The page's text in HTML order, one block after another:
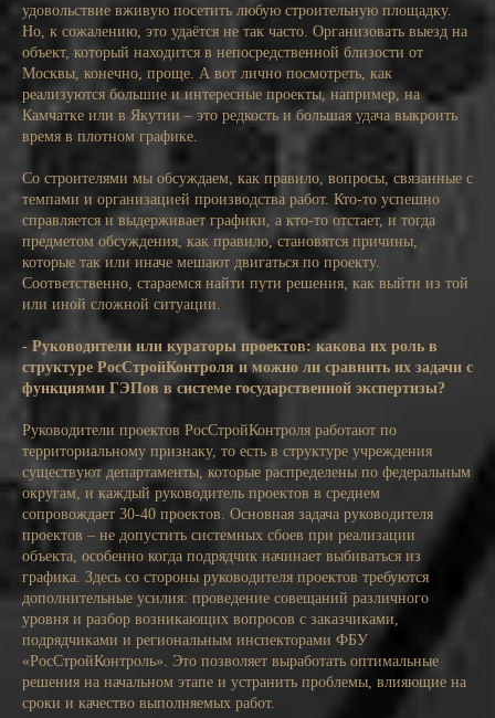
удовольствие вживую посетить любую строительную площадку.
Но, к сожалению, это удаётся не так часто. Организовать выезд на
объект, который находится в непосредственной близости от
Москвы, конечно, проще. А вот лично посмотреть, как
реализуются большие и интересные проекты, например, на
Камчатке или в Якутии – это редкость и большая удача выкроить
время в плотном графике.
Со строителями мы обсуждаем, как правило, вопросы, связанные с
темпами и организацией производства работ. Кто-то успешно
справляется и выдерживает графики, а кто-то отстает, и тогда
предметом обсуждения, как правило, становятся причины,
которые так или иначе мешают двигаться по проекту.
Соответственно, стараемся найти пути решения, как выйти из той
или иной сложной ситуации.
- Руководители или кураторы проектов: какова их роль в
структуре РосСтройКонтроля и можно ли сравнить их задачи с
функциями ГЭПов в системе государственной экспертизы?
Руководители проектов РосСтройКонтроля работают по
территориальному признаку, то есть в структуре учреждения
существуют департаменты, которые распределены по федеральным
округам, и каждый руководитель проектов в среднем
сопровождает 30-40 проектов. Основная задача руководителя
проектов – не допустить системных сбоев при реализации
объекта, особенно когда подрядчик начинает выбиваться из
графика. Здесь со стороны руководителя проектов требуются
дополнительные усилия: проведение совещаний различного
уровня и разбор возникающих вопросов с заказчиками,
подрядчиками и региональным инспекторами ФБУ
«РосСтройКонтроль». Это позволяет выработать оптимальные
решения на начальном этапе и устранить проблемы, влияющие на
сроки и качество выполняемых работ.